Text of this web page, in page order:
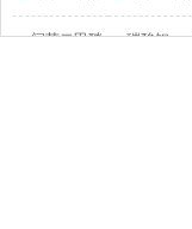
间苯二甲醚 碳酸钡